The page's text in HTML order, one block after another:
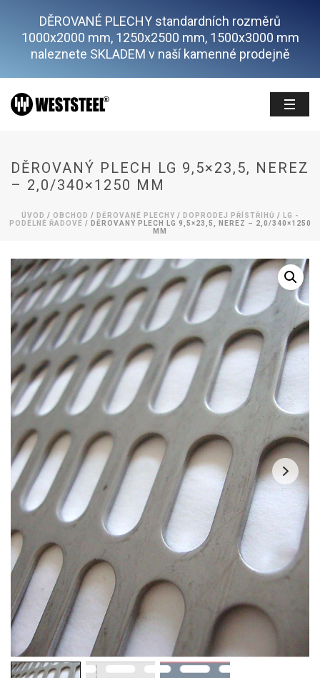
DĚROVANÉ PLECHY standardních rozměrů
1000x2000 mm, 1250x2500 mm, 1500x3000 mm
naleznete SKLADEM v naší kamenné prodejně
DĚROVANÝ PLECH LG 9,5×23,5, NEREZ
– 2,0/340×1250 MM
ÚVOD / OBCHOD / DĚROVANÉ PLECHY / DOPRODEJ PŘÍSTŘIHŮ /
LG -
PODÉLNÉ ŘADOVÉ / DĚROVANÝ PLECH LG 9,5×23,5, NEREZ – 2,0/340×1250
MM